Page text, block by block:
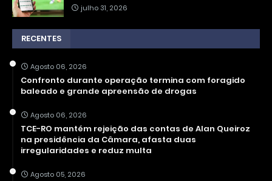
julho 31, 2026
RECENTES
Agosto 06, 2026
Confronto durante operação termina com foragido
baleado e grande apreensão de drogas
Agosto 06, 2026
TCE-RO mantém rejeição das contas de Alan Queiroz
na presidência da Câmara, afasta duas
irregularidades e reduz multa
Agosto 05, 2026